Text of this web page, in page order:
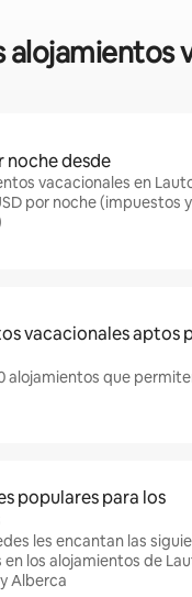
alojamientos
noche desde
vacacionales en
por noche (impuestos
vacacionales aptos
alojamientos que
populares para los
les encantan las
los alojamientos de
Alberca